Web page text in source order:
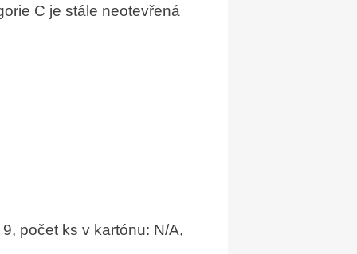
C je stále neotevřená
počet ks v kartónu: N/A,